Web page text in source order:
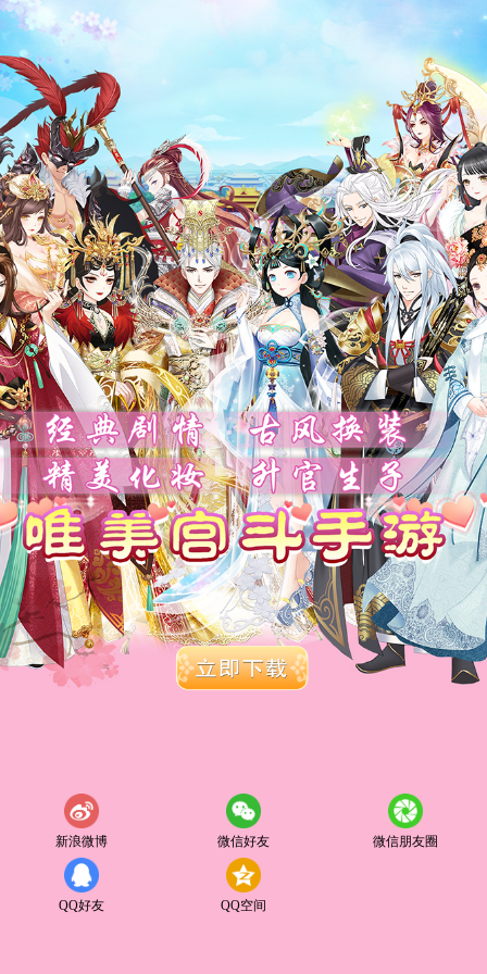
新浪微博 微信好友 微信朋友圈
QQ好友 QQ空间